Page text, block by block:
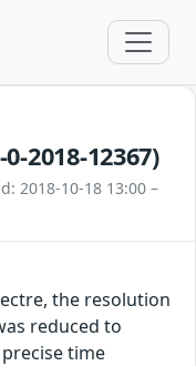
0-2018-12367)
2018-10-18 13:00 –
the resolution
reduced to
time